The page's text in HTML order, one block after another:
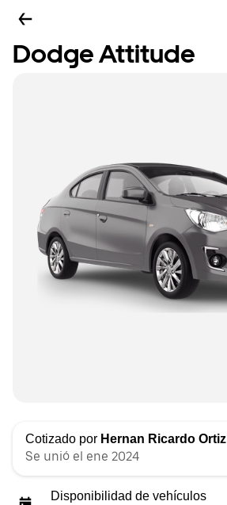
Dodge Attitude
Cotizado por Hernan Ricardo Ortiz
Se unió el ene 2024
Disponibilidad de vehículos